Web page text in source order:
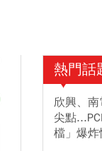
熱門話
欣興、南
尖點
檔」爆